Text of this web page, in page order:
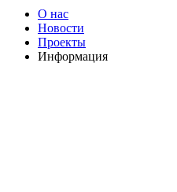
О нас
Новости
Проекты
Информация